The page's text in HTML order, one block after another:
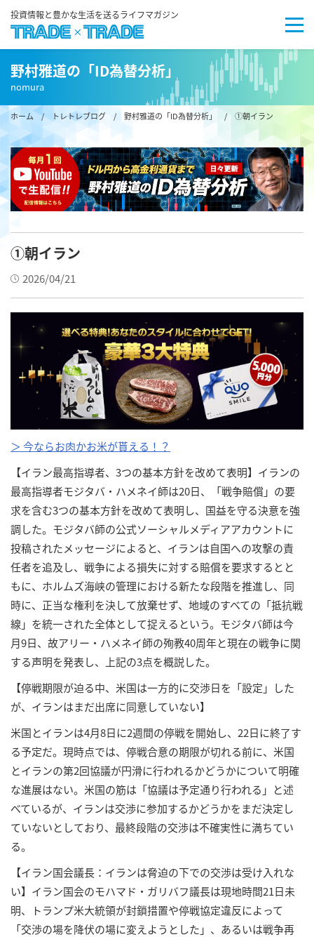
投資情報と豊かな生活を送るライフマガジン
野村雅道の「ID為替分析」
nomura
ホーム/ トレトレブログ / 野村雅道の「ID為替分析」 / ①朝イラン
①朝イラン
2026/04/21
＞ 今ならお肉かお米が貰える！？
【イラン最高指導者、3つの基本方針を改めて表明】イランの
最高指導者モジタバ・ハメネイ師は20日、「戦争賠償」の要
求を含む3つの基本方針を改めて表明し、国益を守る決意を強
調した。モジタバ師の公式ソーシャルメディアアカウントに
投稿されたメッセージによると、イランは自国への攻撃の責
任者を追及し、戦争による損失に対する賠償を要求するとと
もに、ホルムズ海峡の管理における新たな段階を推進し、同
時に、正当な権利を決して放棄せず、地域のすべての「抵抗戦
線」を統一された全体として捉えるという。モジタバ師は今
月9日、故アリー・ハメネイ師の殉教40周年と現在の戦争に関
する声明を発表し、上記の3点を概説した。
【停戦期限が迫る中、米国は一方的に交渉日を「設定」した
が、イランはまだ出席に同意していない】
米国とイランは4月8日に2週間の停戦を開始し、22日に終了す
る予定だ。現時点では、停戦合意の期限が切れる前に、米国
とイランの第2回協議が円滑に行われるかどうかについて明確
な進展はない。米国の筋は「協議は予定通り行われる」と述
べているが、イランは交渉に参加するかどうかをまだ決定し
ていないとしており、最終段階の交渉は不確実性に満ちてい
る。
【イラン国会議長：イランは脅迫の下での交渉は受け入れな
い】イラン国会のモハマド・ガリバフ議長は現地時間21日未
明、トランプ米大統領が封鎖措置や停戦協定違反によって
「交渉の場を降伏の場に変えようとした」、あるいは戦争再